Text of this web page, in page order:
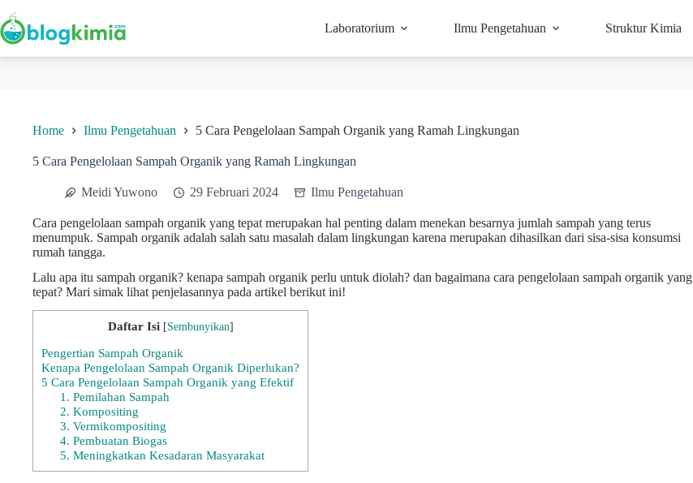
to
content
Laboratorium Ilmu Pengetahuan Struktur Kimia
Home Ilmu Pengetahuan 5 Cara Pengelolaan Sampah Organik yang Ramah Lingkungan
5 Cara Pengelolaan Sampah Organik yang Ramah Lingkungan
Meidi Yuwono 29 Februari 2024 Ilmu Pengetahuan
Cara pengelolaan sampah organik yang tepat merupakan hal penting dalam menekan besarnya jumlah sampah yang terus
menumpuk. Sampah organik adalah salah satu masalah dalam lingkungan karena merupakan dihasilkan dari sisa-sisa konsumsi
rumah tangga.
Lalu apa itu sampah organik? kenapa sampah organik perlu untuk diolah? dan bagaimana cara pengelolaan sampah organik yang
tepat? Mari simak lihat penjelasannya pada artikel berikut ini!
Daftar Isi [Sembunyikan]
Pengertian Sampah Organik
Kenapa Pengelolaan Sampah Organik Diperlukan?
5 Cara Pengelolaan Sampah Organik yang Efektif
1. Pemilahan Sampah
2. Kompositing
3. Vermikompositing
4. Pembuatan Biogas
5. Meningkatkan Kesadaran Masyarakat